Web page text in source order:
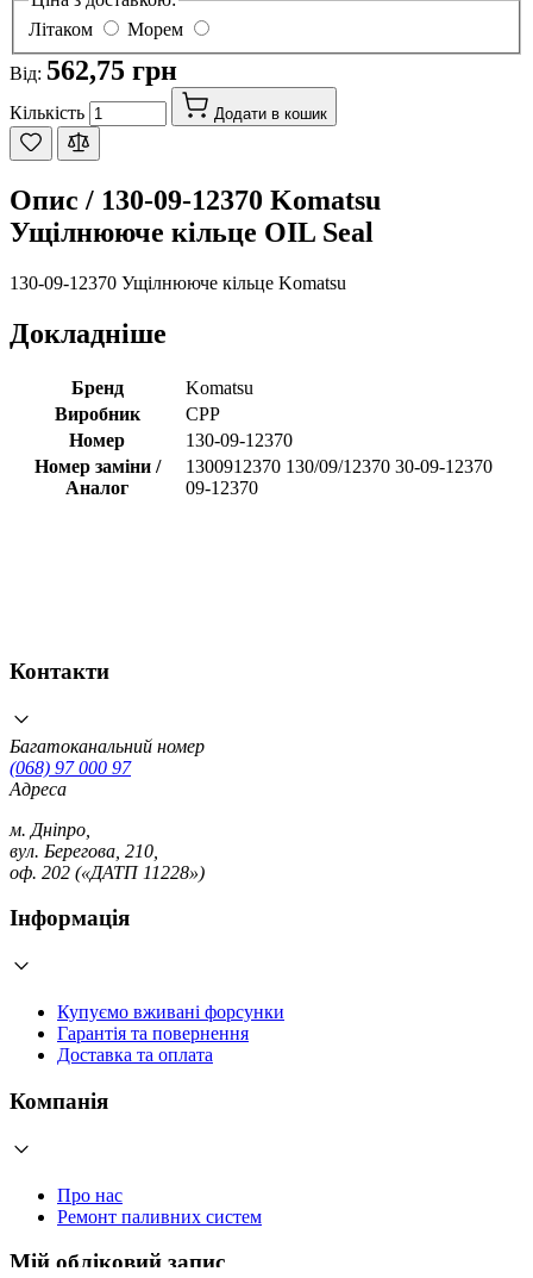
Літаком
Морем
Від: 562,75 грн
Кількість Додати в кошик
Опис / 130-09-12370 Komatsu
Ущілнююче кільце OIL Seal
130-09-12370 Ущілнююче кільце Komatsu
Докладніше
Бренд
Komatsu
Виробник
CPP
Номер
130-09-12370
Номер заміни /
Аналог
1300912370 130/09/12370 30-09-12370
09-12370
Контакти
Багатоканальний номер
(068) 97 000 97
Адреса
м. Дніпро,
вул. Берегова, 210,
оф. 202 («ДАТП 11228»)
Інформація
Купуємо вживані форсунки
Гарантія та повернення
Доставка та оплата
Компанія
Про нас
Ремонт паливних систем
Мій обліковий запис